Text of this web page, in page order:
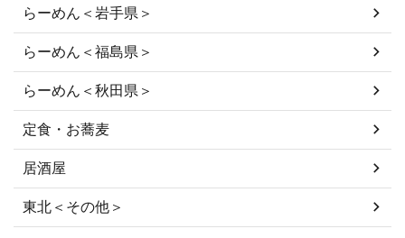
らーめん＜岩手県＞
らーめん＜福島県＞
らーめん＜秋田県＞
定食・お蕎麦
居酒屋
東北＜その他＞